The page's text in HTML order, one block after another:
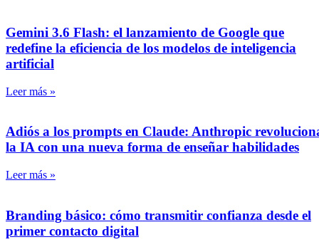
Gemini 3.6 Flash: el lanzamiento de Google que
redefine la eficiencia de los modelos de inteligencia
artificial
Leer más »
Adiós a los prompts en Claude: Anthropic
la IA con una nueva forma de enseñar habilidades
Leer más »
Branding básico: cómo transmitir confianza desde el
primer contacto digital